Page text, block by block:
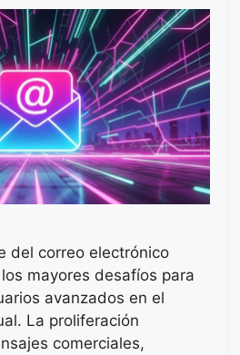
del correo electrónico
mayores desafíos para
avanzados en el
La proliferación
comerciales,